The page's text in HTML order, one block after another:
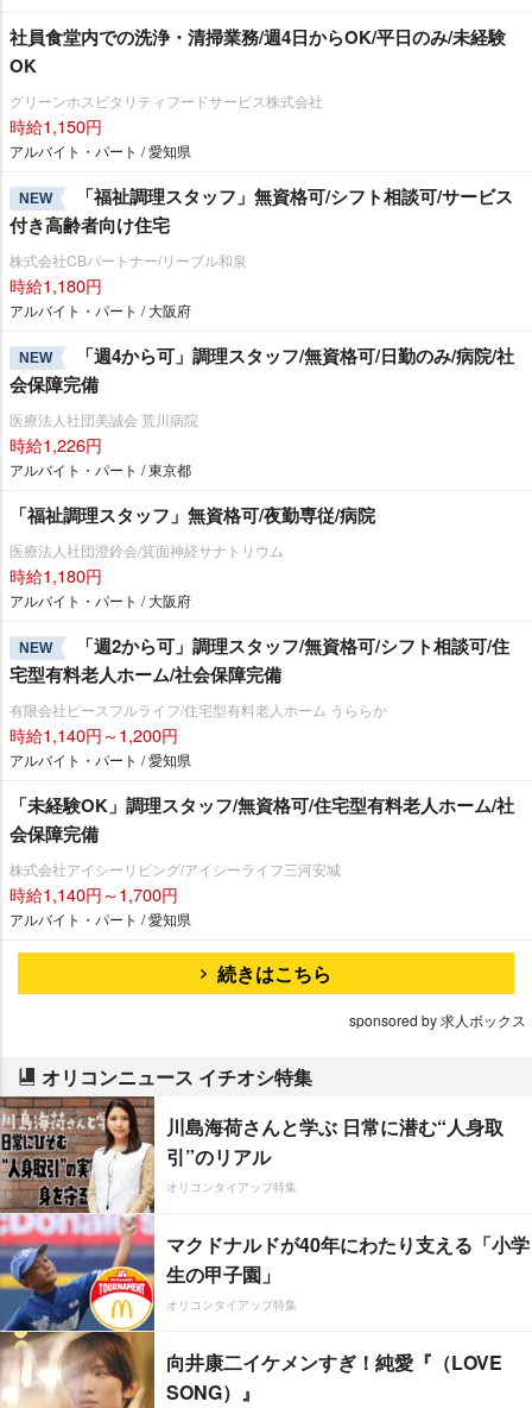
社員食堂内での洗浄・清掃業務/週4日からOK/平日のみ/未経験
OK
グリーンホスピタリティフードサービス株式会社
時給1,150円
アルバイト・パート / 愛知県
NEW
「福祉調理スタッフ」無資格可/シフト相談可/サービス
付き高齢者向け住宅
株式会社CBパートナー/リーブル和泉
時給1,180円
アルバイト・パート / 大阪府
NEW
「週4から可」調理スタッフ/無資格可/日勤のみ/病院/社
会保障完備
医療法人社団美誠会 荒川病院
時給1,226円
アルバイト・パート / 東京都
「福祉調理スタッフ」無資格可/夜勤専従/病院
医療法人社団澄鈴会/箕面神経サナトリウム
時給1,180円
アルバイト・パート / 大阪府
NEW
「週2から可」調理スタッフ/無資格可/シフト相談可/住
宅型有料老人ホーム/社会保障完備
有限会社ピースフルライフ/住宅型有料老人ホーム うららか
時給1,140円～1,200円
アルバイト・パート / 愛知県
「未経験OK」調理スタッフ/無資格可/住宅型有料老人ホーム/社
会保障完備
株式会社アイシーリビング/アイシーライフ三河安城
時給1,140円～1,700円
アルバイト・パート / 愛知県
続きはこちら
sponsored by 求人ボックス
オリコンニュース イチオシ特集
川島海荷さんと学ぶ 日常に潜む“人身取
引”のリアル
オリコンタイアップ特集
マクドナルドが40年にわたり支える「小学
生の甲子園」
オリコンタイアップ特集
向井康二イケメンすぎ！純愛『（LOVE
SONG）』